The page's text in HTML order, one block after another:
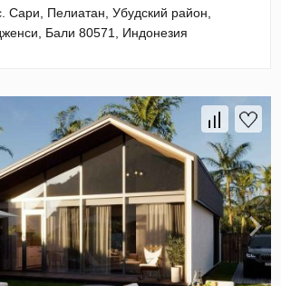
Сари, Пелиатан, Убудский район,
Бали 80571, Индонезия